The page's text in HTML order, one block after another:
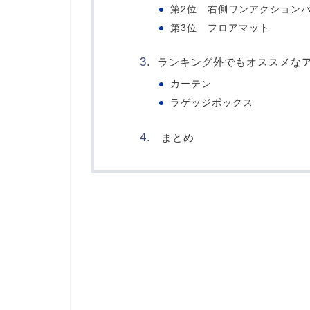
第2位 右側ワンアクション
第3位 フロアマット
ランキング外でもオススメな
カーテン
ラゲッジボックス
まとめ